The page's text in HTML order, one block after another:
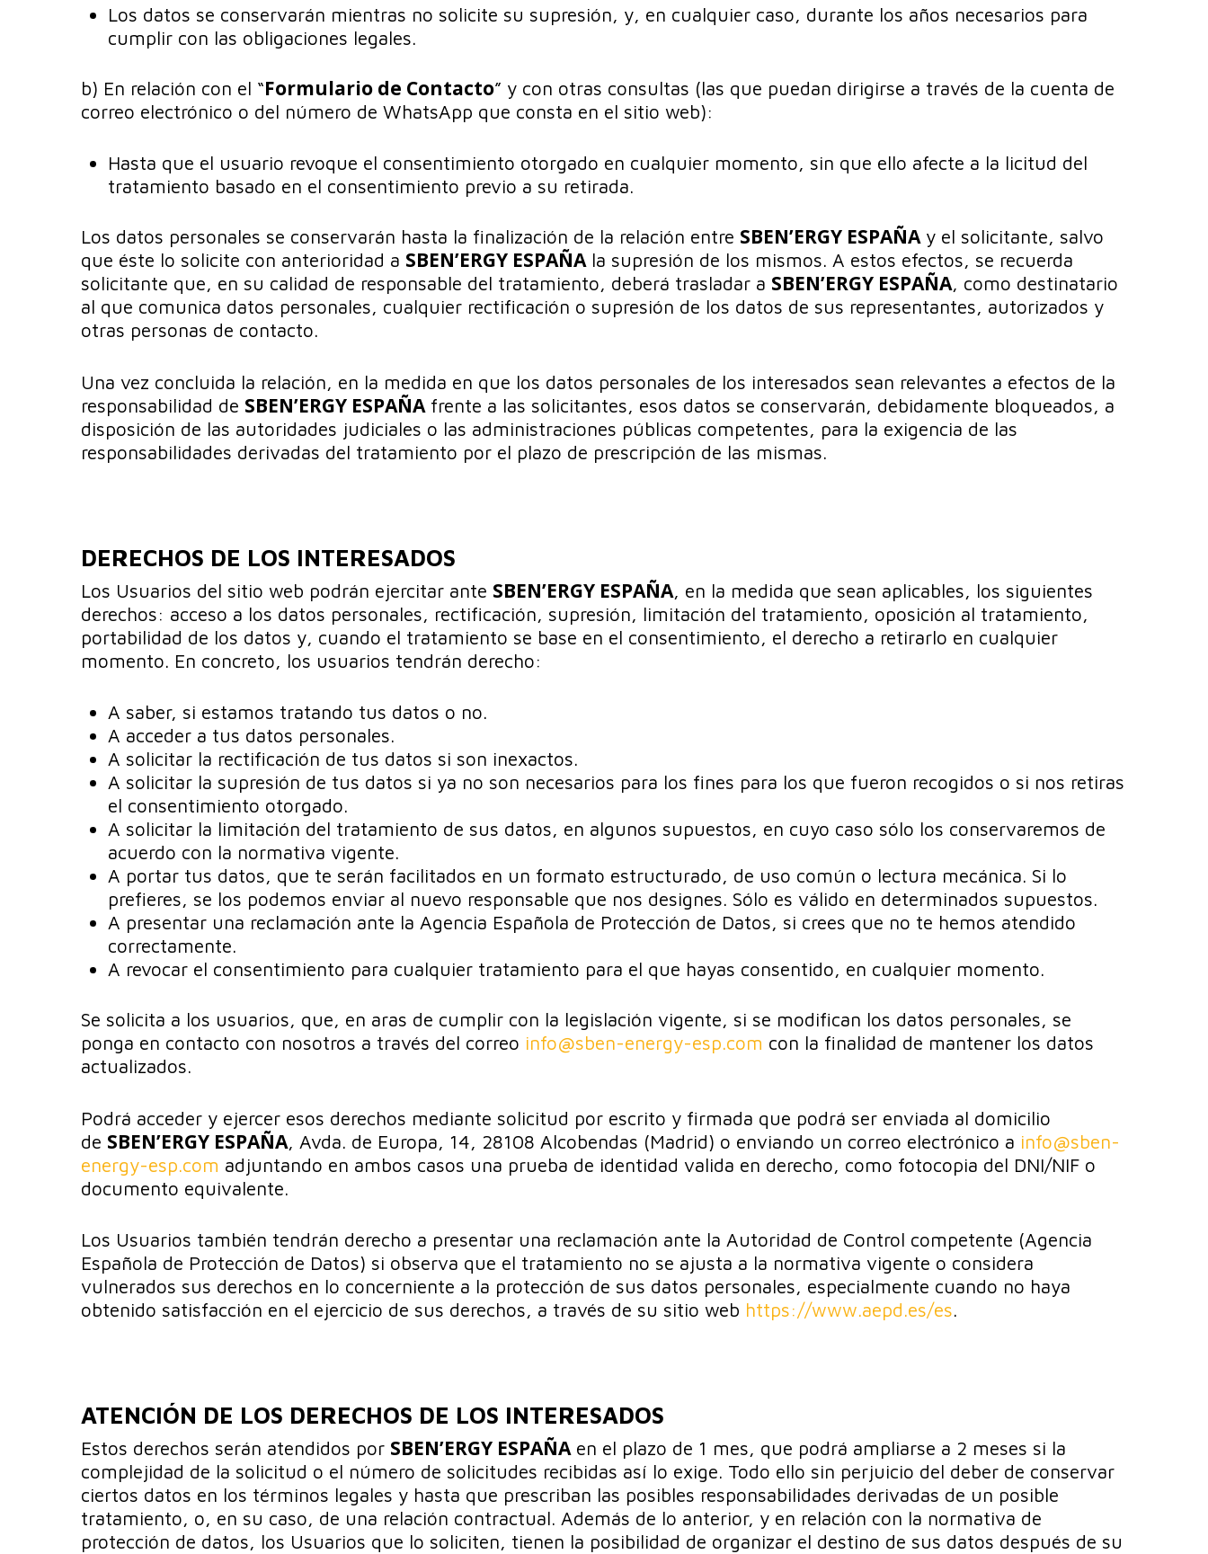
Los datos se conservarán mientras no solicite su supresión, y, en cualquier caso, durante los años necesarios para
cumplir con las obligaciones legales.
b) En relación con el “Formulario de Contacto” y con otras consultas (las que puedan dirigirse a través de la cuenta de
correo electrónico o del número de WhatsApp que consta en el sitio web):
Hasta que el usuario revoque el consentimiento otorgado en cualquier momento, sin que ello afecte a la licitud del
tratamiento basado en el consentimiento previo a su retirada.
Los datos personales se conservarán hasta la finalización de la relación entre SBEN’ERGY ESPAÑA y el solicitante, salvo
que éste lo solicite con anterioridad a SBEN’ERGY ESPAÑA la supresión de los mismos. A estos efectos, se recuerda
solicitante que, en su calidad de responsable del tratamiento, deberá trasladar a SBEN’ERGY ESPAÑA, como destinatario
al que comunica datos personales, cualquier rectificación o supresión de los datos de sus representantes, autorizados y
otras personas de contacto.
Una vez concluida la relación, en la medida en que los datos personales de los interesados sean relevantes a efectos de la
responsabilidad de SBEN’ERGY ESPAÑA frente a las solicitantes, esos datos se conservarán, debidamente bloqueados, a
disposición de las autoridades judiciales o las administraciones públicas competentes, para la exigencia de las
responsabilidades derivadas del tratamiento por el plazo de prescripción de las mismas.
DERECHOS DE LOS INTERESADOS
Los Usuarios del sitio web podrán ejercitar ante SBEN’ERGY ESPAÑA , en la medida que sean aplicables, los siguientes
derechos: acceso a los datos personales, rectificación, supresión, limitación del tratamiento, oposición al tratamiento,
portabilidad de los datos y, cuando el tratamiento se base en el consentimiento, el derecho a retirarlo en cualquier
momento. En concreto, los usuarios tendrán derecho:
A saber, si estamos tratando tus datos o no.
A acceder a tus datos personales.
A solicitar la rectificación de tus datos si son inexactos.
A solicitar la supresión de tus datos si ya no son necesarios para los fines para los que fueron recogidos o si nos retiras
el consentimiento otorgado.
A solicitar la limitación del tratamiento de sus datos, en algunos supuestos, en cuyo caso sólo los conservaremos de
acuerdo con la normativa vigente.
A portar tus datos, que te serán facilitados en un formato estructurado, de uso común o lectura mecánica. Si lo
prefieres, se los podemos enviar al nuevo responsable que nos designes. Sólo es válido en determinados supuestos.
A presentar una reclamación ante la Agencia Española de Protección de Datos, si crees que no te hemos atendido
correctamente.
A revocar el consentimiento para cualquier tratamiento para el que hayas consentido, en cualquier momento.
Se solicita a los usuarios, que, en aras de cumplir con la legislación vigente, si se modifican los datos personales, se
ponga en contacto con nosotros a través del correo info@sben-energy-esp.com con la finalidad de mantener los datos
actualizados.
Podrá acceder y ejercer esos derechos mediante solicitud por escrito y firmada que podrá ser enviada al domicilio
de SBEN’ERGY ESPAÑA , Avda. de Europa, 14, 28108 Alcobendas (Madrid) o enviando un correo electrónico a info@sben-
energy-esp.com adjuntando en ambos casos una prueba de identidad valida en derecho, como fotocopia del DNI/NIF o
documento equivalente.
Los Usuarios también tendrán derecho a presentar una reclamación ante la Autoridad de Control competente (Agencia
Española de Protección de Datos) si observa que el tratamiento no se ajusta a la normativa vigente o considera
vulnerados sus derechos en lo concerniente a la protección de sus datos personales, especialmente cuando no haya
obtenido satisfacción en el ejercicio de sus derechos, a través de su sitio web https://www.aepd.es/es.
ATENCIÓN DE LOS DERECHOS DE LOS INTERESADOS
Estos derechos serán atendidos por SBEN’ERGY ESPAÑA en el plazo de 1 mes, que podrá ampliarse a 2 meses si la
complejidad de la solicitud o el número de solicitudes recibidas así lo exige. Todo ello sin perjuicio del deber de conservar
ciertos datos en los términos legales y hasta que prescriban las posibles responsabilidades derivadas de un posible
tratamiento, o, en su caso, de una relación contractual. Además de lo anterior, y en relación con la normativa de
protección de datos, los Usuarios que lo soliciten, tienen la posibilidad de organizar el destino de sus datos después de su